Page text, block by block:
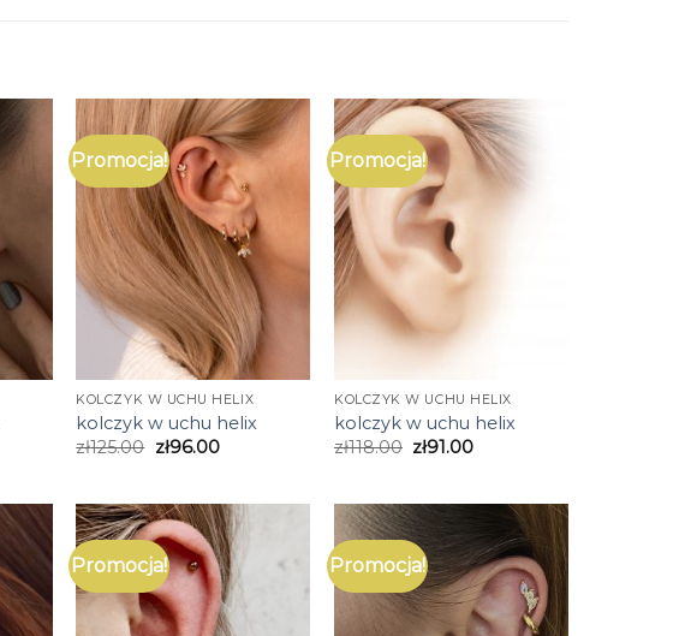
Promocja!
KOLCZYK W UCHU HELIX
kolczyk w uchu helix
zł125.00 zł96.00
Promocja!
KOLCZYK W UCHU HELIX
kolczyk w uchu helix
zł118.00 zł91.00
Promocja! Promocja!